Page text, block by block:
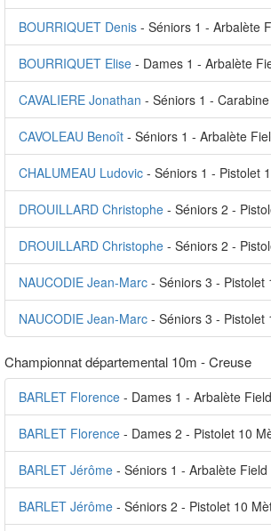
BOURRIQUET Denis - Séniors 1 - Arbalète
BOURRIQUET Elise - Dames 1 - Arbalète
CAVALIERE Jonathan - Séniors 1 -
CAVOLEAU Benoît - Séniors 1 - Arbalète
CHALUMEAU Ludovic - Séniors 1 - Pistolet
DROUILLARD Christophe - Séniors 2 -
DROUILLARD Christophe - Séniors 2 -
NAUCODIE Jean-Marc - Séniors 3 - Pistolet
NAUCODIE Jean-Marc - Séniors 3 - Pistolet
Championnat départemental 10m - Creuse
BARLET Florence - Dames 1 - Arbalète
BARLET Florence - Dames 2 - Pistolet 10
BARLET Jérôme - Séniors 1 - Arbalète
BARLET Jérôme - Séniors 2 - Pistolet 10